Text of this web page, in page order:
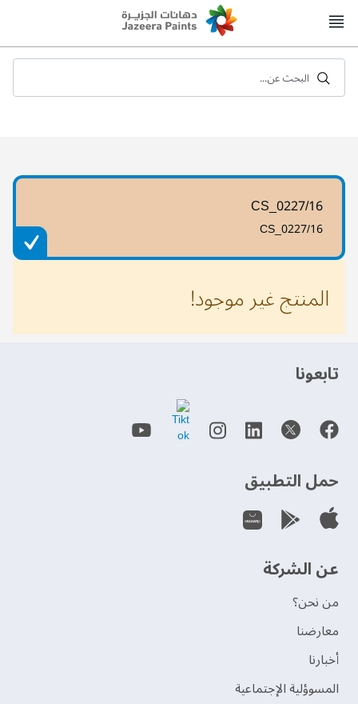
to
البحث عن...
CS_0227/16
CS_0227/16
المنتج غير موجود!
‫تابعونا‬
حمل التطبيق
عن الشركة
من نحن؟
‫معارضنا‬
‫أخبارنا‬
المسوؤلية الإجتماعية